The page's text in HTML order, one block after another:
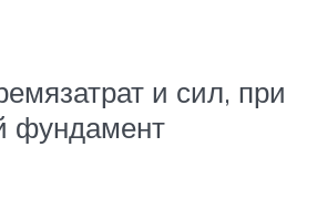
и сил, при
фундамент